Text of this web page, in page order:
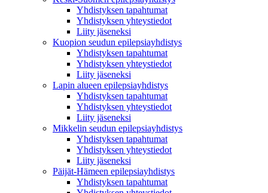
Yhdistyksen tapahtumat
Yhdistyksen yhteystiedot
Liity jäseneksi
Kuopion seudun epilepsiayhdistys
Yhdistyksen tapahtumat
Yhdistyksen yhteystiedot
Liity jäseneksi
Lapin alueen epilepsiayhdistys
Yhdistyksen tapahtumat
Yhdistyksen yhteystiedot
Liity jäseneksi
Mikkelin seudun epilepsiayhdistys
Yhdistyksen tapahtumat
Yhdistyksen yhteystiedot
Liity jäseneksi
Päijät-Hämeen epilepsiayhdistys
Yhdistyksen tapahtumat